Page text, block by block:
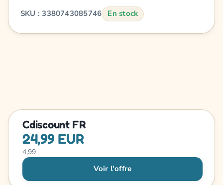
SKU : 3380743085746 En stock
Cdiscount FR
24,99 EUR
4,99
Voir l'offre